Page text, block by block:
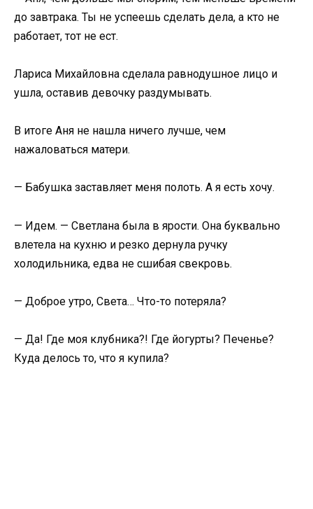
до завтрака. Ты не успеешь сделать дела, а кто не
работает, тот не ест.
Лариса Михайловна сделала равнодушное лицо и
ушла, оставив девочку раздумывать.
В итоге Аня не нашла ничего лучше, чем
нажаловаться матери.
— Бабушка заставляет меня полоть. А я есть хочу.
— Идем. — Светлана была в ярости. Она буквально
влетела на кухню и резко дернула ручку
холодильника, едва не сшибая свекровь.
— Доброе утро, Света… Что-то потеряла?
— Да! Где моя клубника?! Где йогурты? Печенье?
Куда делось то, что я купила?